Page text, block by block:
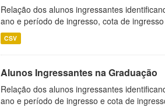
Relação dos alunos ingressantes
ano e período de ingresso, cota de
CSV
Alunos Ingressantes na Graduação
Relação dos alunos ingressantes
ano e período de ingresso e cota de